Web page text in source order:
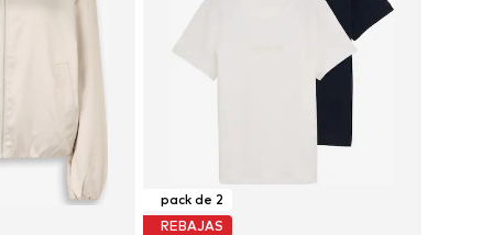
pack de 2
REBAJAS